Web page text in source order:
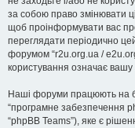
за собою право змінювати
щоб проінформувати вас
переглядати періодично
форумом “r2u.org.ua /
користування означає вашу
Наші форуми працюють на
“програмне забезпечення
“phpBB Teams”), яке є